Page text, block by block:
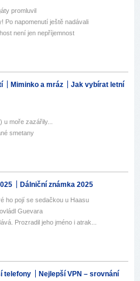
promluvil
Po napomenutí ještě nadávali
není jen nepříjemnost
Miminko a mráz
Jak vybírat letní
moře zazářily...
smetany
Dálniční známka 2025
ho pojí se sedačkou u Haasu
Guevara
Prozradil jeho jméno i atrak...
telefony Nejlepší VPN – srovnání